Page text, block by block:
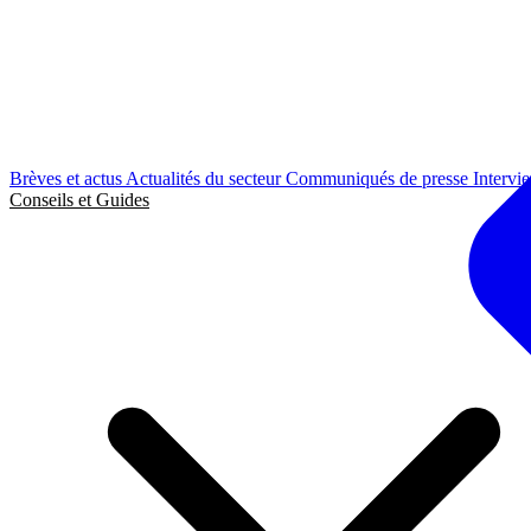
Brèves et actus Actualités du secteurCommuniqués de presse
Conseils et Guides